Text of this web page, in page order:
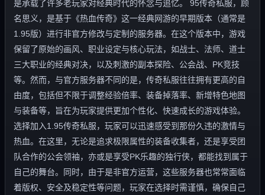
是承载了许多老玩家对经典时代的怀念与追忆。 95传奇私服，顾
名思义，是基于《热血传奇》这一经典网游的早期版本（通常是
1.95版）进行非官方修改与定制的服务器。在这个版本中，游戏
保留了原始的画风、职业设定与核心玩法，如战士、法师、道士
三大职业的经典对决，以及刺激的副本探险、公会战、PK竞技
等。然而，与官方服务器不同的是，传奇私服往往拥有更高的自
由度，包括但不限于调整经验倍率、装备掉落率、新增特色地图
与装备等，旨在为玩家提供更加个性化、快速成长的游戏体验。
选择加入1.95传奇私服，玩家可以迅速感受到那份久违的激情与
热血。在这里，无论是追求极限属性的装备收集者，还是享受团
队合作的公会领袖，亦或是享受PK乐趣的独行侠，都能找到属于
自己的舞台。同时，由于是非官方运营，这些服务器也常常面临
着版权、安全及稳定性等问题，玩家在选择时需谨慎，确保自己